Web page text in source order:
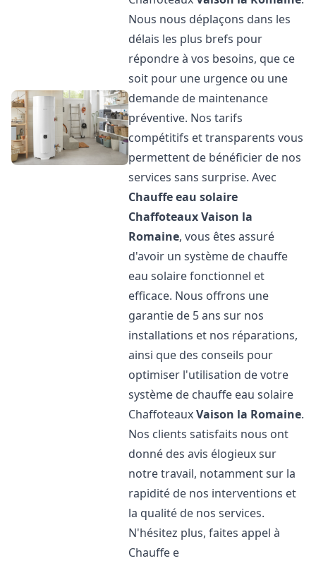
Nous nous déplaçons dans les
délais les plus brefs pour
répondre à vos besoins, que ce
soit pour une urgence ou une
demande de maintenance
préventive. Nos tarifs
compétitifs et transparents vous
permettent de bénéficier de nos
services sans surprise. Avec
Chauffe eau solaire
ChaffoteauxVaison la
Romaine, vous êtes assuré
d'avoir un système de chauffe
eau solaire fonctionnel et
efficace. Nous offrons une
garantie de 5 ans sur nos
installations et nos réparations,
ainsi que des conseils pour
optimiser l'utilisation de votre
système de chauffe eau solaire
ChaffoteauxVaison la Romaine.
Nos clients satisfaits nous ont
donné des avis élogieux sur
notre travail, notamment sur la
rapidité de nos interventions et
la qualité de nos services.
N'hésitez plus, faites appel à
Chauffe e